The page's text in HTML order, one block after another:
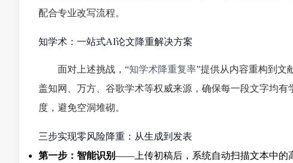
配合专业改写流程。
知学术：一站式AI论文降重解决方案
面对上述挑战，“知学术降重复率”提供从内容重构到文
盖知网、万方、谷歌学术等权威来源，确保每一段文字均
度，避免空洞堆砌。
三步实现零风险降重：从生成到发表
第一步：智能识别——上传初稿后，系统自动扫描文本中的